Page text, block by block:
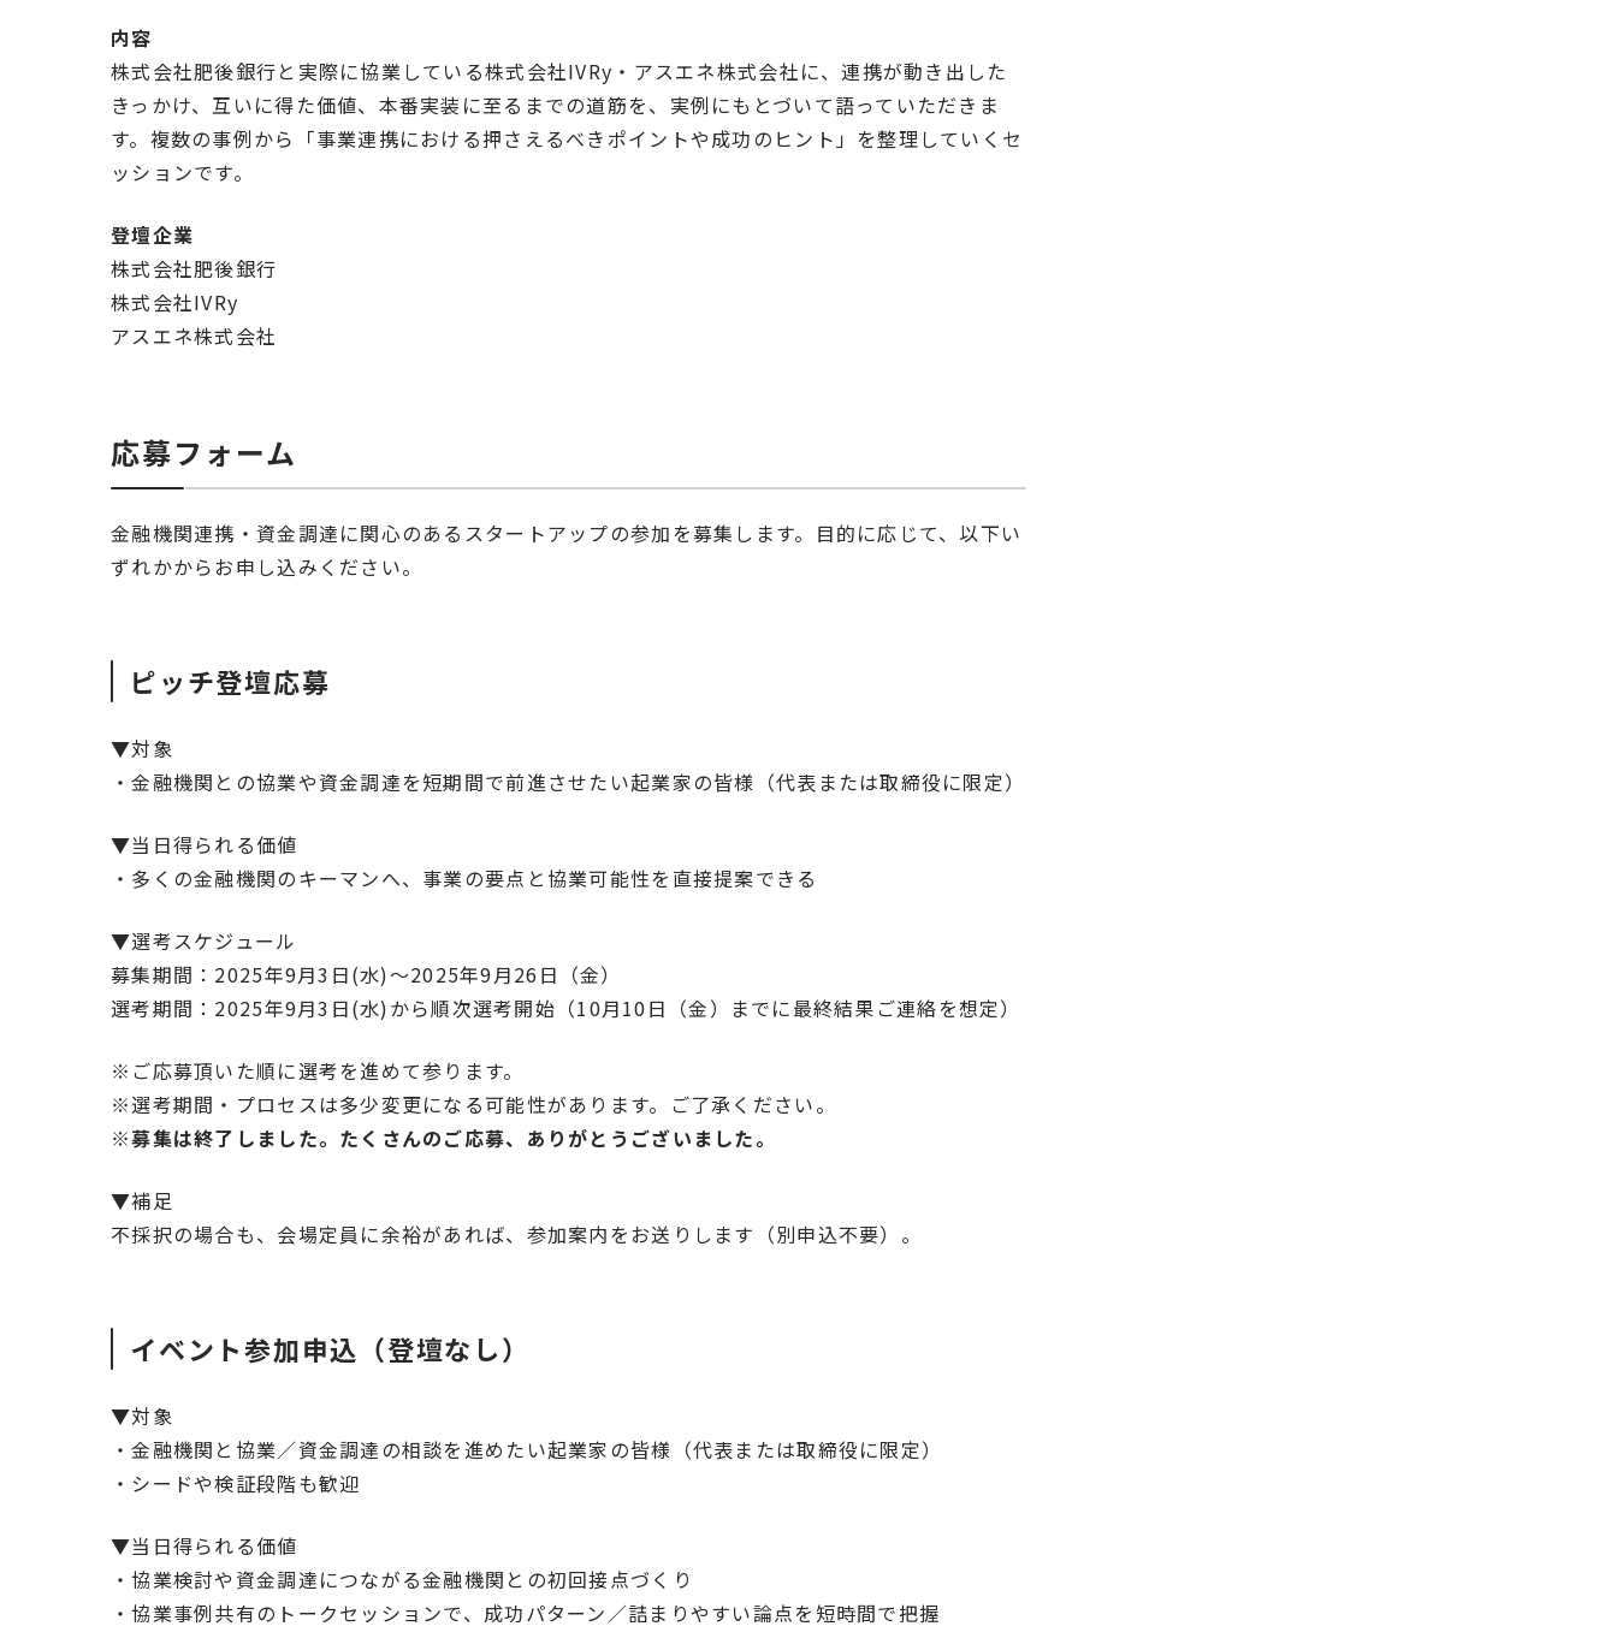
内容
株式会社肥後銀行と実際に協業している株式会社IVRy・アスエネ株式会社に、連携が動き出した
きっかけ、互いに得た価値、本番実装に至るまでの道筋を、実例にもとづいて語っていただきま
す。複数の事例から「事業連携における押さえるべきポイントや成功のヒント」を整理していくセ
ッションです。
登壇企業
株式会社肥後銀行
株式会社IVRy
アスエネ株式会社
応募フォーム
金融機関連携・資金調達に関心のあるスタートアップの参加を募集します。目的に応じて、以下い
ずれかからお申し込みください。
ピッチ登壇応募
▼対象
・金融機関との協業や資金調達を短期間で前進させたい起業家の皆様（代表または取締役に限定）
▼当日得られる価値
・多くの金融機関のキーマンへ、事業の要点と協業可能性を直接提案できる
▼選考スケジュール
募集期間：2025年9月3日(水)～2025年9月26日（金）
選考期間：2025年9月3日(水)から順次選考開始（10月10日（金）までに最終結果ご連絡を想定）
※ご応募頂いた順に選考を進めて参ります。
※選考期間・プロセスは多少変更になる可能性があります。ご了承ください。
※募集は終了しました。たくさんのご応募、ありがとうございました。
▼補足
不採択の場合も、会場定員に余裕があれば、参加案内をお送りします（別申込不要）。
イベント参加申込（登壇なし）
▼対象
・金融機関と協業／資金調達の相談を進めたい起業家の皆様（代表または取締役に限定）
・シードや検証段階も歓迎
▼当日得られる価値
・協業検討や資金調達につながる金融機関との初回接点づくり
・協業事例共有のトークセッションで、成功パターン／詰まりやすい論点を短時間で把握